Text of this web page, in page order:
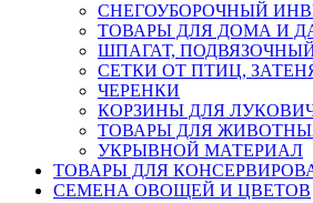
СНЕГОУБОРОЧНЫЙ
ТОВАРЫ ДЛЯ ДОМА И
ШПАГАТ,
СЕТКИ ОТ ПТИЦ,
ЧЕРЕНКИ
КОРЗИНЫ ДЛЯ
ТОВАРЫ ДЛЯ
УКРЫВНОЙ МАТЕРИАЛ
ТОВАРЫ ДЛЯ
СЕМЕНА ОВОЩЕЙ И ЦВЕТОВ